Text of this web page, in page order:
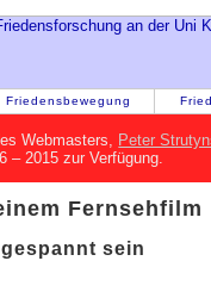
Friedensbewegung
Webmasters, Peter
– 2015 zur Verfügung.
Fernsehfilm
sein